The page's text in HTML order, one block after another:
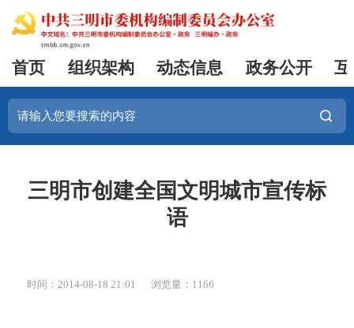
首页 组织架构 动态信息 政务公开
三明市创建全国文明城市宣传标
语
时间：2014-08-18 21:01 浏览量：1166